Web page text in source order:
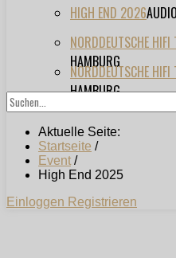
HIGH END 2026
NORDDEUTSCHE HIFI
HAMBURG
NORDDEUTSCHE
HAMBURG
Aktuelle Seite:
Startseite /
Event /
High End 2025
Einloggen Registrieren